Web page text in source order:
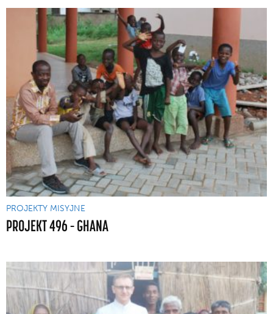
PROJEKTY MISYJNE
PROJEKT 496 – GHANA